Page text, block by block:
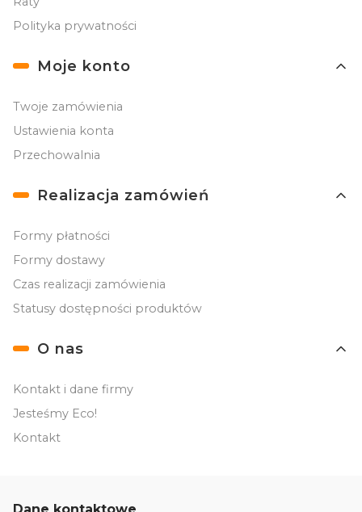
Polityka prywatności
Moje konto
Twoje zamówienia
Ustawienia konta
Przechowalnia
Realizacja zamówień
Formy płatności
Formy dostawy
Czas realizacji zamówienia
Statusy dostępności produktów
O nas
Kontakt i dane firmy
Jesteśmy Eco!
Kontakt
Dane kontaktowe